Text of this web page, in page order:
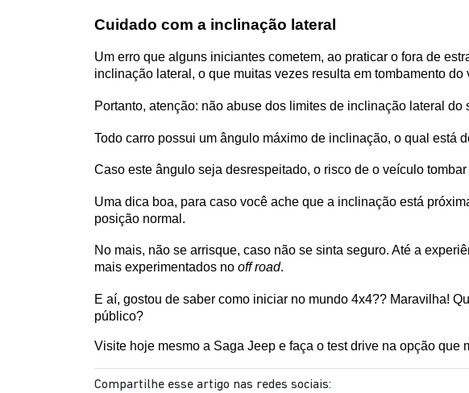
Cuidado com a inclinação lateral
Um erro que alguns iniciantes cometem, ao praticar o fora de
inclinação lateral, o que muitas vezes resulta em tombamento do
Portanto, atenção: não abuse dos limites de inclinação lateral
Todo carro possui um ângulo máximo de inclinação, o qual está
Caso este ângulo seja desrespeitado, o risco de o veículo tombar
Uma dica boa, para caso você ache que a inclinação está
posição normal.
No mais, não se arrisque, caso não se sinta seguro. Até a
mais experimentados no off road.
E aí, gostou de saber como iniciar no mundo 4x4?? Maravilha!
público?
Visite hoje mesmo a Saga Jeep e faça o test drive na opção que
Compartilhe esse artigo nas redes sociais: